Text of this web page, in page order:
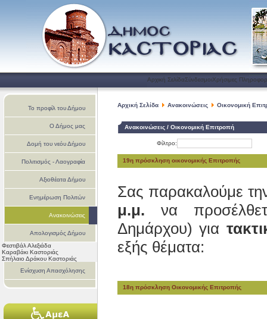
Αρχική ΣελίδαΣύνδεσμοιΧρήσιμες
Το προφίλ του Δήμου
Ο Δήμος μας
Δομή του νεόυ Δήμου
Πολιτισμός - Λαογραφία
Αξιοθέατα Δήμου
Ενημέρωση Πολιτών
Ανακοινώσεις
Απολογισμός Δήμου
Καστοριάς
Φεστιβάλ Αλεξιάδα
Καραβάκι Καστοριάς
Σπήλαιο Δράκου Καστοριάς
Ενίσχυση Απασχόλησης
Αρχική Σελίδα Ανακοινώσεις Οικονομική
Ανακοινώσεις / Οικονομική Επιτροπή
Φίλτρο:
19η πρόσκληση οικονομικής Επιτροπής
Σας παρακαλούμε
μ.μ. να
Δημάρχου) για
εξής θέματα:
18η πρόσκληση Οικονομικής Επιτροπής